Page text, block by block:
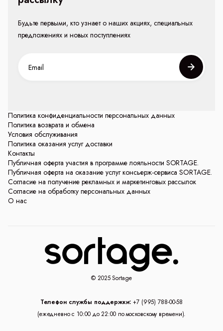
Политика конфиденциальности персональных данных
Политика возврата и обмена
Условия обслуживания
Политика оказания услуг доставки
Контакты
Публичная оферта участия в программе лояльности SORTAGE.
Публичная оферта на оказание услуг консьерж-сервиса SORTAGE.
Согласие на получение рекламных и маркетинговых рассылок
Согласие на обработку персональных данных
О нас
Будьте первыми, кто узнает о наших акциях, специальных
предложениях и новых поступлениях
© 2025 Sortage
Телефон службы поддержки: +7 (995) 788-00-58
(ежедневно с 10:00 до 22:00 по московскому времени).